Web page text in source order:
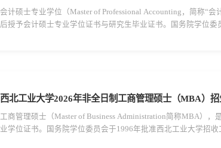
会计硕士专业学位（Master of Professional Accounting，简称“
后授予会计硕士专业学位证书与研究生毕业证书。国务院学位
西北工业大学2026年非全日制工商管理硕士（MBA）
工商管理硕士（Master of Business Administration简称MBA）
业学位证书。国务院学位委员会于1996年批准西北工业大学招